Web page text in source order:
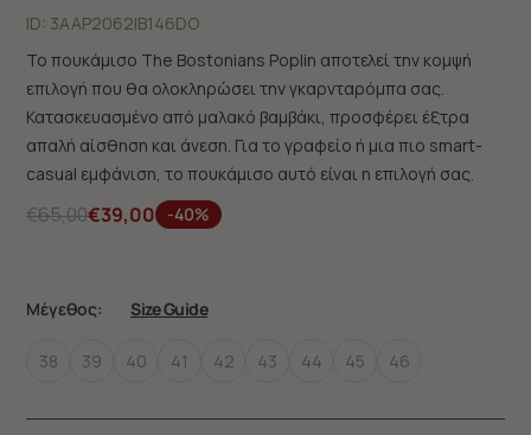
ID: 3AAP2062|B146DO
Το πουκάμισο The Bostonians Poplin αποτελεί την κομψή
επιλογή που θα ολοκληρώσει την γκαρνταρόμπα σας.
Κατασκευασμένο από μαλακό βαμβάκι, προσφέρει έξτρα
απαλή αίσθηση και άνεση. Για το γραφείο ή μια πιο smart-
casual εμφάνιση, το πουκάμισο αυτό είναι η επιλογή σας.
€65,00€39,00 -40%
Μέγεθος: Size Guide
38 39 40 41 42 43 44 45 46